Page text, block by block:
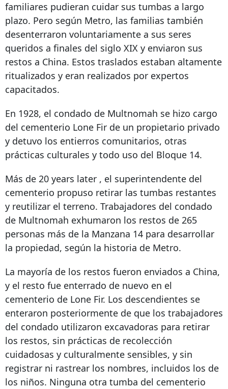
familiares pudieran cuidar sus tumbas a largo
plazo. Pero según Metro, las familias también
desenterraron voluntariamente a sus seres
queridos a finales del siglo XIX y enviaron sus
restos a China. Estos traslados estaban altamente
ritualizados y eran realizados por expertos
capacitados.
En 1928, el condado de Multnomah se hizo cargo
del cementerio Lone Fir de un propietario privado
y detuvo los entierros comunitarios, otras
prácticas culturales y todo uso del Bloque 14.
Más de 20 years later , el superintendente del
cementerio propuso retirar las tumbas restantes
y reutilizar el terreno. Trabajadores del condado
de Multnomah exhumaron los restos de 265
personas más de la Manzana 14 para desarrollar
la propiedad, según la historia de Metro.
La mayoría de los restos fueron enviados a China,
y el resto fue enterrado de nuevo en el
cementerio de Lone Fir. Los descendientes se
enteraron posteriormente de que los trabajadores
del condado utilizaron excavadoras para retirar
los restos, sin prácticas de recolección
cuidadosas y culturalmente sensibles, y sin
registrar ni rastrear los nombres, incluidos los de
los niños. Ninguna otra tumba del cementerio